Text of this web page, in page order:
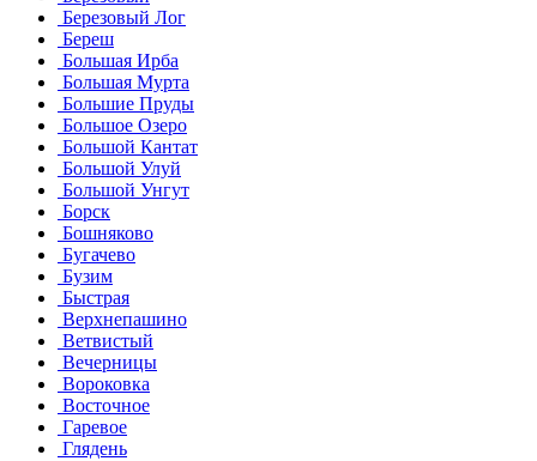
Березовый Лог
Береш
Большая Ирба
Большая Мурта
Большие Пруды
Большое Озеро
Большой Кантат
Большой Улуй
Большой Унгут
Борск
Бошняково
Бугачево
Бузим
Быстрая
Верхнепашино
Ветвистый
Вечерницы
Вороковка
Восточное
Гаревое
Глядень